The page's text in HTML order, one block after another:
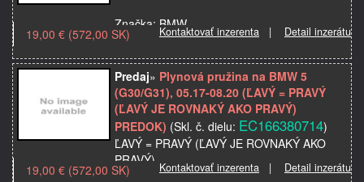
Značka: BMW
Model použitia: 5 (G30/G31), 06.20-12.23
Kvalita: Odporúčaná kvalita
Názov dielu: Plynová pružina
Výrobca:
dĺžka…
Kontaktovať inzerenta | Detail inzerátu
19,00 € (572,00 SK)
Predaj» Plynová pružina na BMW 5
(G30/G31), 05.17-08.20 (ĽAVÝ = PRAVÝ
(ĽAVÝ JE ROVNAKÝ AKO PRAVÝ)
PREDOK) (Skl. č. dielu: EC166380714)
ĽAVÝ = PRAVÝ (ĽAVÝ JE ROVNAKÝ AKO
PRAVÝ) Kontaktovať inzerenta | Detail inzerátu
19,00 € (572,00 SK)